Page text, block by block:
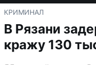
КРИМИНАЛ
В Рязани
кражу 130